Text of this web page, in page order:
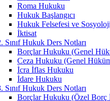
Roma Hukuku
Hukuk Başlangıcı
Hukuk Felsefesi ve
İktisat
Sınıf Hukuk Ders Notları
Borçlar Hukuku (Genel
Ceza Hukuku (Genel
İcra İflas Hukuku
İdare Hukuku
Sınıf Hukuk Ders Notları
Borçlar Hukuku (Özel Borç